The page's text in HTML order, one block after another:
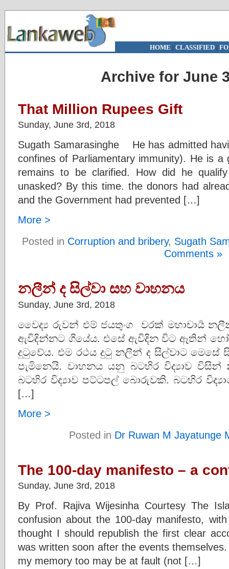
HOME | CLASSIFIED|
Archive for June
That Million Rupees Gift
Sunday, June 3rd, 2018
Sugath Samarasinghe He has admitted
confines of Parliamentary immunity). He is
remains to be clarified. How did he
unasked? By this time. the donors had
and the Government had prevented […]
More >
Posted in Corruption and bribery, Sugath
Comments »
නලීන් ද සිල්වා සහ වාහනය
Sunday, June 3rd, 2018
වෛද්‍ය රුවන් එම් ජයතුංග වරක් මහාචාර්‍ය
ඇවිදින්නට ගියේය​. එසේ ඇවිදින විට ඈතින්
දුටුවේය​. එම රථය දුටු නලීන් ද සිල්වාට මෙසේ
පැමිනෙයි. වාහනය යනු බටහිර විද්‍යාව විසින්
බටහිර විද්‍යාව පට්‌ටපල් බොරුවකි. බටහිර
[…]
More >
Posted in Dr Ruwan M Jayatunge
The 100-day manifesto – a
Sunday, June 3rd, 2018
By Prof. Rajiva Wijesinha Courtesy The
confusion about the 100-day manifesto,
thought I should republish the first clear
was written soon after the events
my memory too may be at fault (not […]